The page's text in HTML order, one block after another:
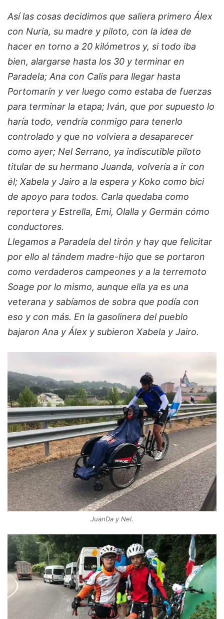
Así las cosas decidimos que saliera primero Álex
con Nuria, su madre y piloto, con la idea de
hacer en torno a 20 kilómetros y, si todo iba
bien, alargarse hasta los 30 y terminar en
Paradela; Ana con Calis para llegar hasta
Portomarín y ver luego como estaba de fuerzas
para terminar la etapa; Iván, que por supuesto lo
haría todo, vendría conmigo para tenerlo
controlado y que no volviera a desaparecer
como ayer; Nel Serrano, ya indiscutible piloto
titular de su hermano Juanda, volvería a ir con
él; Xabela y Jairo a la espera y Koko como bici
de apoyo para todos. Carla quedaba como
reportera y Estrella, Emi, Olalla y Germán cómo
conductores.
Llegamos a Paradela del tirón y hay que felicitar
por ello al tándem madre-hijo que se portaron
como verdaderos campeones y a la terremoto
Soage por lo mismo, aunque ella ya es una
veterana y sabíamos de sobra que podía con
eso y con más. En la gasolinera del pueblo
bajaron Ana y Álex y subieron Xabela y Jairo.
JuanDa y Nel.